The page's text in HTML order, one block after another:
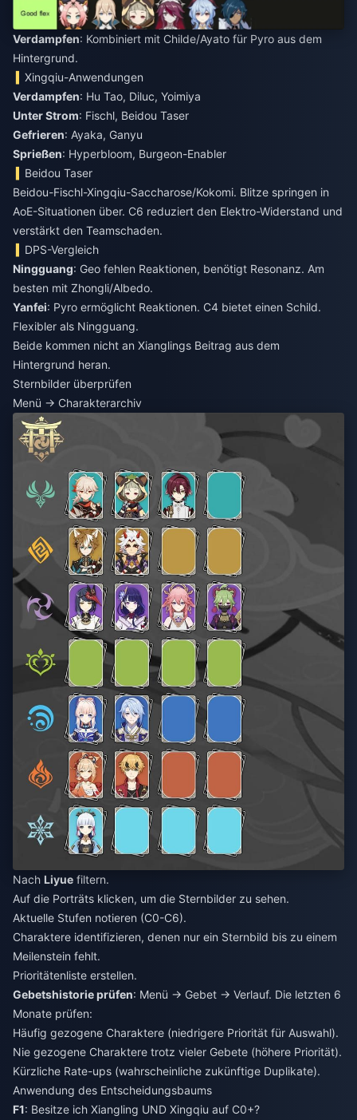
Verdampfen: Kombiniert mit Childe/Ayato für Pyro aus dem
Hintergrund.
Xingqiu-Anwendungen
Verdampfen: Hu Tao, Diluc, Yoimiya
Unter Strom: Fischl, Beidou Taser
Gefrieren: Ayaka, Ganyu
Sprießen: Hyperbloom, Burgeon-Enabler
Beidou Taser
Beidou-Fischl-Xingqiu-Saccharose/Kokomi. Blitze springen in
AoE-Situationen über. C6 reduziert den Elektro-Widerstand und
verstärkt den Teamschaden.
DPS-Vergleich
Ningguang: Geo fehlen Reaktionen, benötigt Resonanz. Am
besten mit Zhongli/Albedo.
Yanfei: Pyro ermöglicht Reaktionen. C4 bietet einen Schild.
Flexibler als Ningguang.
Beide kommen nicht an Xianglings Beitrag aus dem
Hintergrund heran.
Sternbilder überprüfen
Menü → Charakterarchiv
Nach Liyue filtern.
Auf die Porträts klicken, um die Sternbilder zu sehen.
Aktuelle Stufen notieren (C0-C6).
Charaktere identifizieren, denen nur ein Sternbild bis zu einem
Meilenstein fehlt.
Prioritätenliste erstellen.
Gebetshistorie prüfen: Menü → Gebet → Verlauf. Die letzten 6
Monate prüfen:
Häufig gezogene Charaktere (niedrigere Priorität für Auswahl).
Nie gezogene Charaktere trotz vieler Gebete (höhere Priorität).
Kürzliche Rate-ups (wahrscheinliche zukünftige Duplikate).
Anwendung des Entscheidungsbaums
F1: Besitze ich Xiangling UND Xingqiu auf C0+?